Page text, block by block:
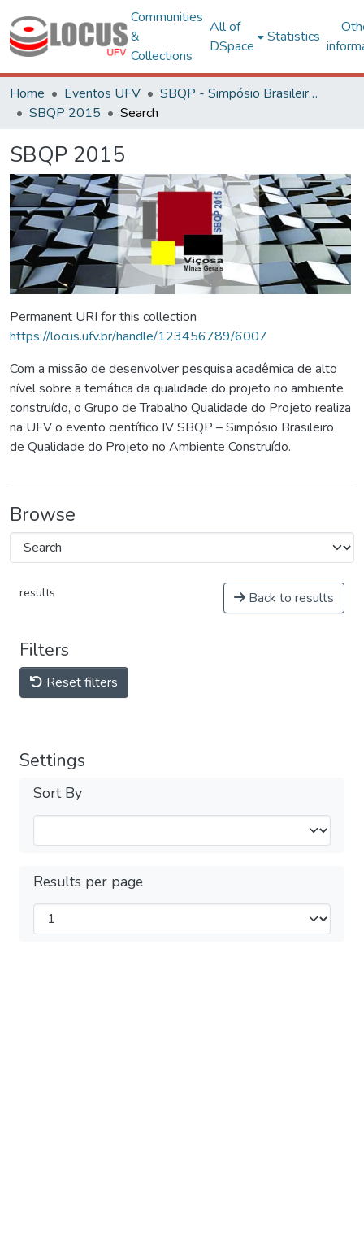
Communities
&
Collections
All of
DSpace
Statistics
Home Eventos UFV
SBQP - Simpósio Brasileiro de Qualidade do Projeto no Ambiente Construído
SBQP 2015
Search
SBQP 2015
Permanent URI for this collection
https://locus.ufv.br/handle/123456789/6007
Com a missão de desenvolver pesquisa acadêmica de alto
nível sobre a temática da qualidade do projeto no ambiente
construído, o Grupo de Trabalho Qualidade do Projeto realiza
na UFV o evento científico IV SBQP – Simpósio Brasileiro
de Qualidade do Projeto no Ambiente Construído.
Browse
results Back to results
Filters
Reset filters
Settings
Sort By
Results per page